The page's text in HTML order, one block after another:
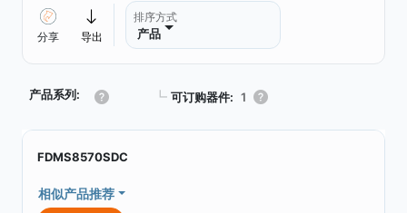
分享 导出
排序方式
产品
产品系列: ┗ 可订购器件: 1
FDMS8570SDC
相似产品推荐